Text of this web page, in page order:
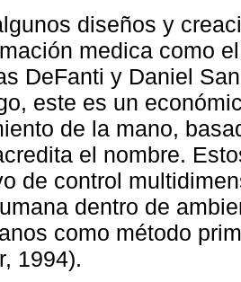
diseños y
medica como
DeFanti y Daniel
este es un
de la mano,
el nombre.
de control
dentro de
como método
1994).